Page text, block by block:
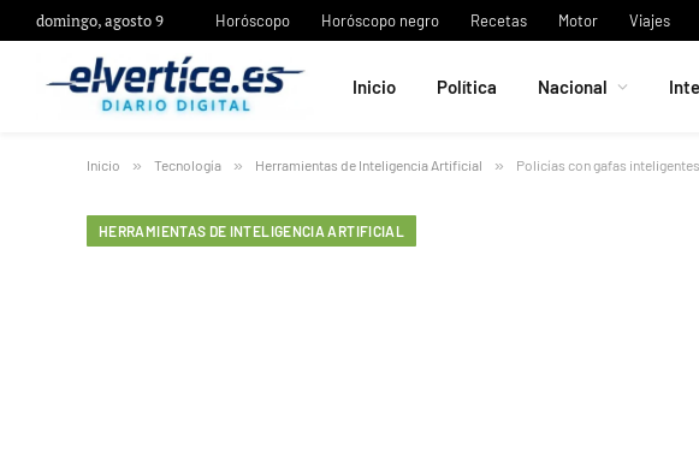
domingo, agosto 9 Horóscopo Horóscopo negro Recetas Motor Viajes
Inicio Política Nacional
Inicio » Tecnología » Herramientas de Inteligencia Artificial » Policías con gafas
HERRAMIENTAS DE INTELIGENCIA ARTIFICIAL